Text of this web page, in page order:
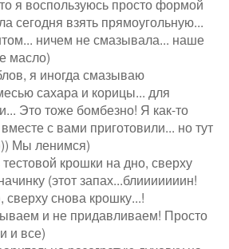
я воспользуюсь просто формой
сегодня взять прямоугольную...
ничем не смазывала... наше
масло)
я иногда смазываю
сахара и корицы... для
Это тоже бомбезно! Я как-то
с вами приготовили... но тут
Мы ленимся)
крошки на дно, сверху
(этот запах...блииииииин!
сверху снова крошку...!
и не придавливаем! Просто
и все)